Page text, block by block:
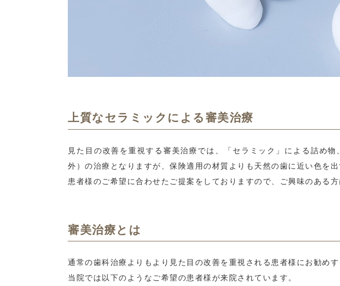
上質なセラミックによる審美治療
見た目の改善を重視する審美治療では、「セラミック」による詰め
外）の治療となりますが、保険適用の材質よりも天然の歯に近い色を出
患者様のご希望に合わせたご提案をしておりますので、ご興味のある方
審美治療とは
通常の歯科治療よりもより見た目の改善を重視される患者様にお勧めす
当院では以下のようなご希望の患者様が来院されています。